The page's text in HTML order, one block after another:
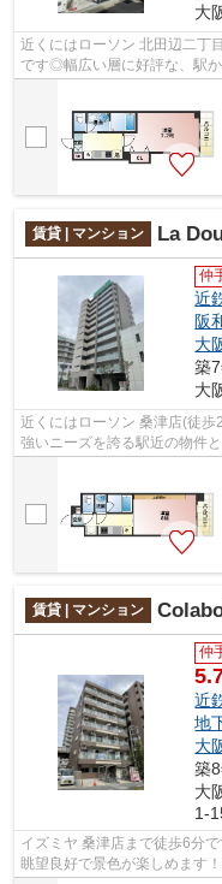
大
近くにはローソン 北田辺二丁
です◎幅広い層に好評な、駅
200mの物件、いかがでしょ
賃貸 | マンション La
仲
近
阪
大
築
大
近くにはローソン 桑津店(徒
強いニーズを誇る駅近の物件
な物件なので交通の利便性が
賃貸 | マンション
仲
近
地
大
築
大
1-
イズミヤ 桑津店まで徒歩6分
眺望良好で景色が楽しめます